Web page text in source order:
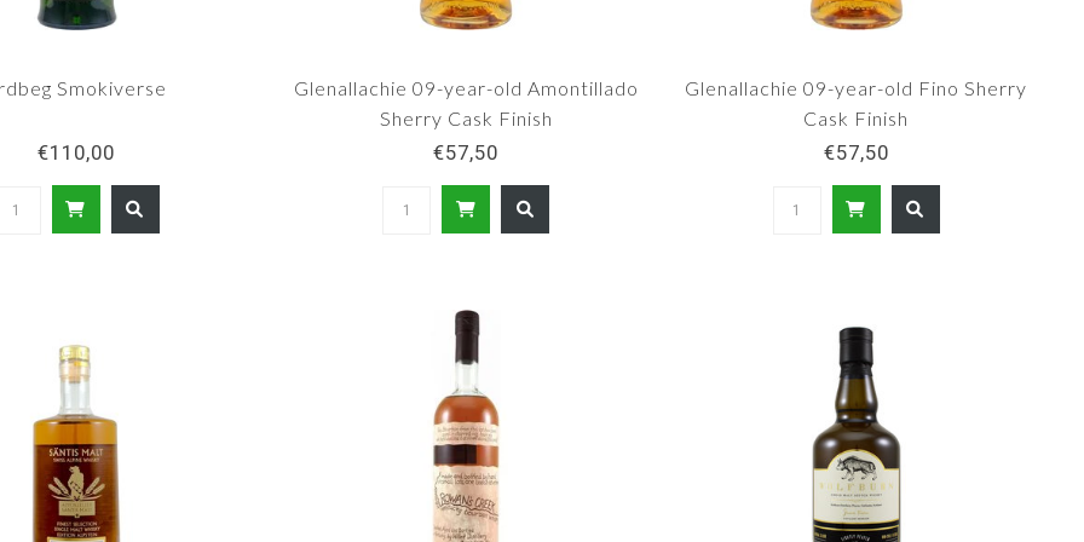
Smokiverse
€110,00
Glenallachie 09-year-old Amontillado
Sherry Cask Finish
€57,50
Glenallachie 09-year-old Fino Sherry
Cask Finish
€57,50